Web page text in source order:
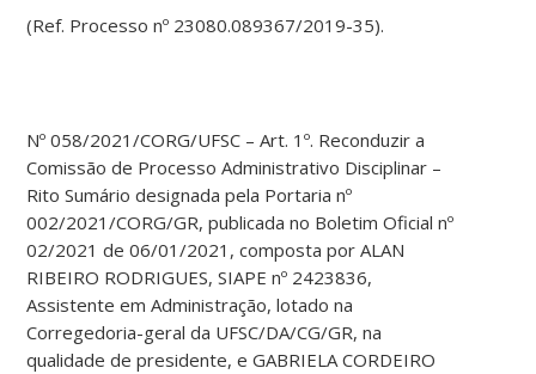
(Ref. Processo nº 23080.089367/2019-35).
Nº 058/2021/CORG/UFSC – Art. 1º. Reconduzir a
Comissão de Processo Administrativo Disciplinar –
Rito Sumário designada pela Portaria nº
002/2021/CORG/GR, publicada no Boletim Oficial nº
02/2021 de 06/01/2021, composta por ALAN
RIBEIRO RODRIGUES, SIAPE nº 2423836,
Assistente em Administração, lotado na
Corregedoria-geral da UFSC/DA/CG/GR, na
qualidade de presidente, e GABRIELA CORDEIRO